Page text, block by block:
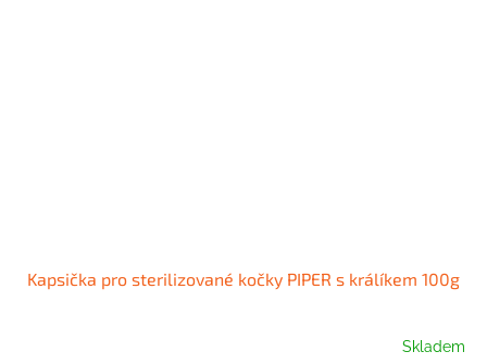
Kapsička pro sterilizované kočky PIPER s králíkem 100g
Skladem